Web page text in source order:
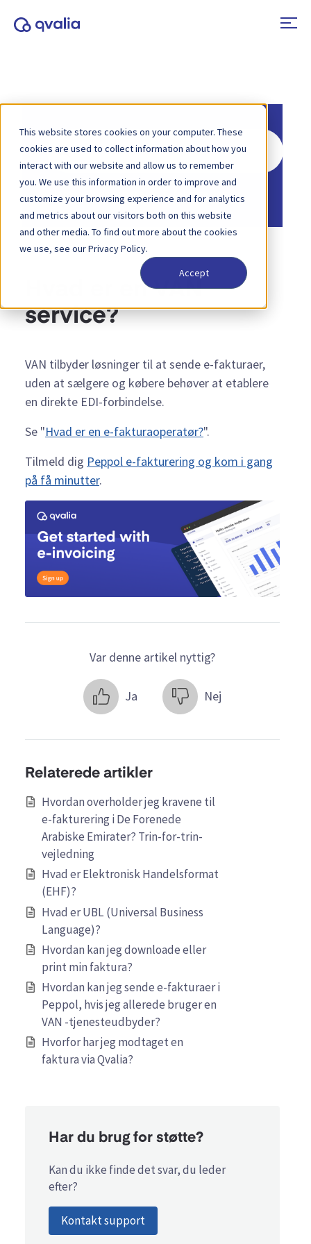
This website stores cookies on your computer. These
cookies are used to collect information about how you
interact with our website and allow us to remember
you. We use this information in order to improve and
customize your browsing experience and for analytics
and metrics about our visitors both on this website
and other media. To find out more about the cookies
we use, see our Privacy Policy.
Accept
Søg
efter
Hjem Vidensbase E-fakturering
Hvad er en VAN
service?
VAN tilbyder løsninger til at sende e-fakturaer,
uden at sælgere og købere behøver at etablere
en direkte EDI-forbindelse.
Se "Hvad er en e-fakturaoperatør?".
Tilmeld dig Peppol e-fakturering og kom i gang
på få minutter.
Var denne artikel nyttig?
Ja Nej
Relaterede artikler
Hvordan overholder jeg kravene til
e-fakturering i De Forenede
Arabiske Emirater? Trin-for-trin-
vejledning
Hvad er Elektronisk Handelsformat
(EHF)?
Hvad er UBL (Universal Business
Language)?
Hvordan kan jeg downloade eller
print min faktura?
Hvordan kan jeg sende e-fakturaer i
Peppol, hvis jeg allerede bruger en
VAN -tjenesteudbyder?
Hvorfor har jeg modtaget en
faktura via Qvalia?
Har du brug for støtte?
Kan du ikke finde det svar, du leder
efter?
Kontakt support